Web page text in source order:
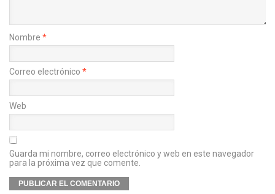
Nombre *
Correo electrónico *
Web
Guarda mi nombre, correo electrónico y web en este navegador
para la próxima vez que comente.